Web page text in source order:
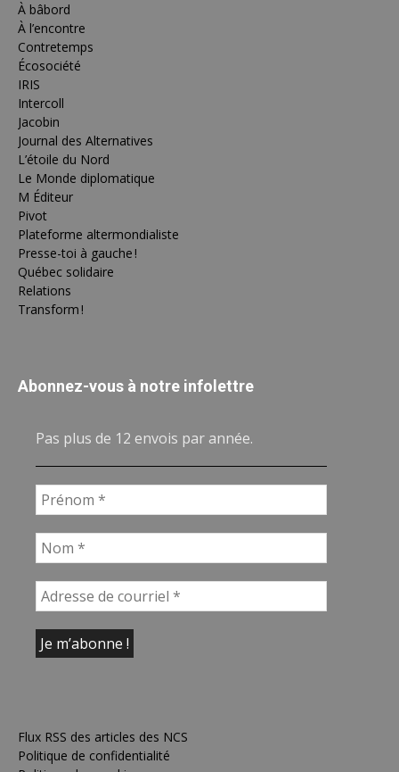
À bâbord
À l’encontre
Contretemps
Écosociété
IRIS
Intercoll
Jacobin
Journal des Alternatives
L’étoile du Nord
Le Monde diplomatique
M Éditeur
Pivot
Plateforme altermondialiste
Presse-toi à gauche !
Québec solidaire
Relations
Transform !
Abonnez-vous à notre infolettre
Pas plus de 12 envois par année.
Flux RSS des articles des NCS
Politique de confidentialité